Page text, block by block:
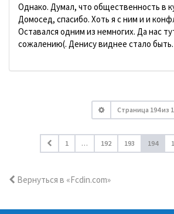
Однако. Думал, что общественность в
Домосед, спасибо. Хоть я с ним и и
Оставался одним из немногих. Да нас
сожалению(. Денису виднее стало быть.
Страница 194из
1 … 192 193 194
Вернуться в «Fcdin.com»